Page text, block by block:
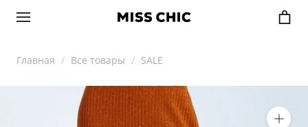
Главная Все товары SALE